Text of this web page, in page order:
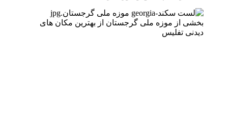
بخشی از موزه ملی گرجستان از بهترین مکان های
دیدنی تفلیس